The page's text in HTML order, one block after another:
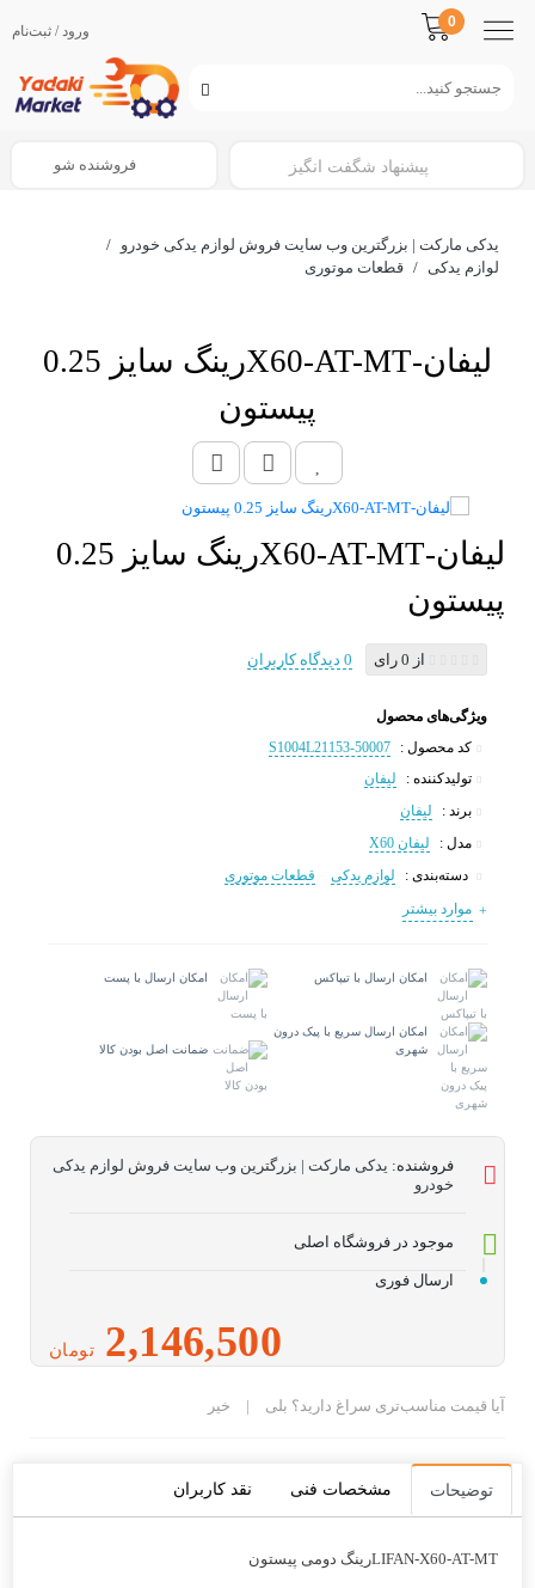
0
ورود / ثبت‌نام
پیشنهاد شگفت انگیز فروشنده شو
یدکی مارکت | بزرگترین وب سایت فروش لوازم یدکی خودرو /
لوازم یدکی / قطعات موتوری
لیفان-X60-AT-MTرینگ سایز 0.25
پیستون
لیفان-X60-AT-MTرینگ سایز 0.25
پیستون
از 0 رای 0 دیدگاه کاربران
ویژگی‌های محصول
کد محصول :
S1004L21153-50007
تولیدکننده :
لیفان
برند :
لیفان
مدل :
لیفان X60
دسته‌بندی :
لوازم یدکی قطعات موتوری
موارد بیشتر
امکان ارسال با تیپاکس امکان ارسال با پست
امکان ارسال سریع با پیک درون
شهری
ضمانت اصل بودن کالا
فروشنده: یدکی مارکت | بزرگترین وب سایت فروش لوازم یدکی
خودرو
موجود در فروشگاه اصلی
ارسال فوری
2,146,500 تومان
آیا قیمت مناسب‌تری سراغ دارید؟ بلی | خیر
توضیحات مشخصات فنی نقد کاربران
LIFAN-X60-AT-MTرينگ دومی پيستون